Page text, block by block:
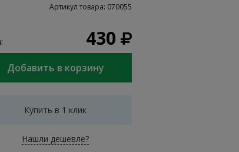
Артикул товара: 070055
430
Купить в 1 клик
Нашли дешевле?